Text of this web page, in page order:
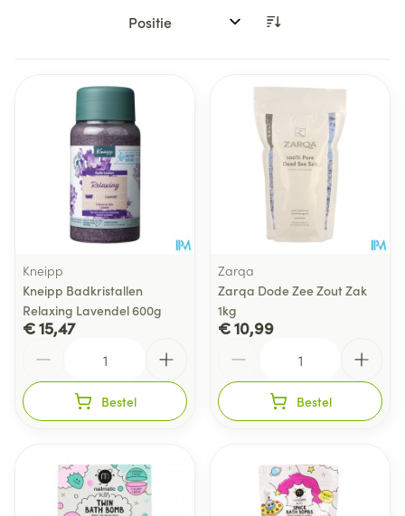
Sorteer op:
Kneipp
Kneipp Badkristallen
Relaxing Lavendel 600g
€ 15,47
Bestel
Zarqa
Zarqa Dode Zee Zout Zak
1kg
€ 10,99
Bestel